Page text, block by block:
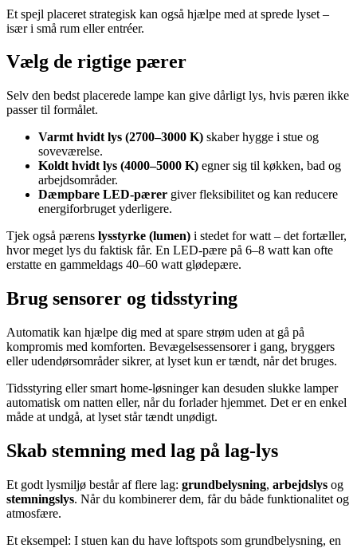
Et spejl placeret strategisk kan også hjælpe med at sprede lyset –
især i små rum eller entréer.
Vælg de rigtige pærer
Selv den bedst placerede lampe kan give dårligt lys, hvis pæren ikke
passer til formålet.
Varmt hvidt lys (2700–3000 K) skaber hygge i stue og
soveværelse.
Koldt hvidt lys (4000–5000 K) egner sig til køkken, bad og
arbejdsområder.
Dæmpbare LED-pærer giver fleksibilitet og kan reducere
energiforbruget yderligere.
Tjek også pærens lysstyrke (lumen) i stedet for watt – det fortæller,
hvor meget lys du faktisk får. En LED-pære på 6–8 watt kan ofte
erstatte en gammeldags 40–60 watt glødepære.
Brug sensorer og tidsstyring
Automatik kan hjælpe dig med at spare strøm uden at gå på
kompromis med komforten. Bevægelsessensorer i gang, bryggers
eller udendørsområder sikrer, at lyset kun er tændt, når det bruges.
Tidsstyring eller smart home-løsninger kan desuden slukke lamper
automatisk om natten eller, når du forlader hjemmet. Det er en enkel
måde at undgå, at lyset står tændt unødigt.
Skab stemning med lag på lag-lys
Et godt lysmiljø består af flere lag: grundbelysning, arbejdslys og
stemningslys. Når du kombinerer dem, får du både funktionalitet og
atmosfære.
Et eksempel: I stuen kan du have loftspots som grundbelysning, en